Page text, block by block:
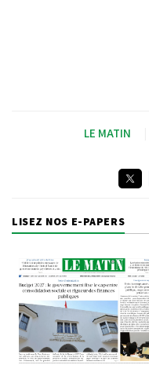
LE MATIN
LISEZ NOS E-PAPERS